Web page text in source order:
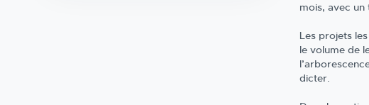
mois, avec
Les projets
le volume de
dicter.